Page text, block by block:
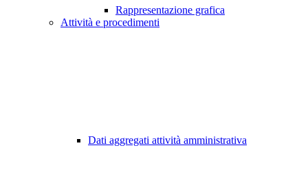
Rappresentazione grafica
Attività e procedimenti
Dati aggregati attività amministrativa